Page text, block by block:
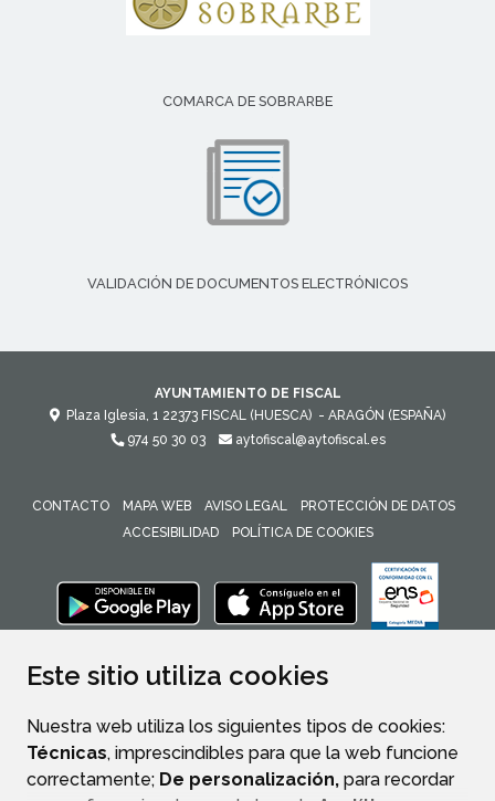
Este sitio utiliza cookies
Nuestra web utiliza los siguientes tipos de cookies:
Técnicas, imprescindibles para que la web funcione
correctamente; De personalización, para recordar
COMARCA DE SOBRARBE
VALIDACIÓN DE DOCUMENTOS ELECTRÓNICOS
AYUNTAMIENTO DE FISCAL
Plaza Iglesia, 1 22373 FISCAL (HUESCA) - ARAGÓN (ESPAÑA)
974 50 30 03
aytofiscal@aytofiscal.es
CONTACTO MAPA WEB AVISO LEGAL
PROTECCIÓN DE DATOS
ACCESIBILIDAD
POLÍTICA DE COOKIES